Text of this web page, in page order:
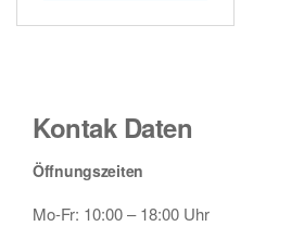
Kontak Daten
Öffnungszeiten
Mo-Fr: 10:00 – 18:00 Uhr